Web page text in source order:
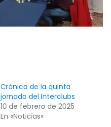
Crónica de la quinta
jornada del Interclubs
10 de febrero de 2025
En «Noticias»